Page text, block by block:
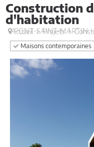
Construction
d'habitation
PONT-SAINT-MARTIN
Accueil Projets
Maisons contemporaines